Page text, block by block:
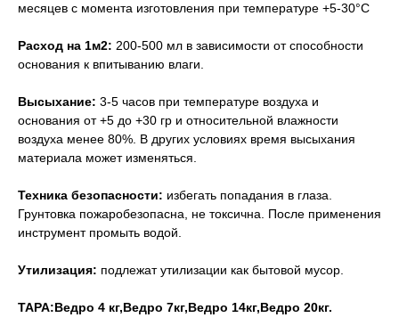
месяцев с момента изготовления при температуре +5-30°С
Расход на 1м2: 200-500 мл в зависимости от способности
основания к впитыванию влаги.
Высыхание: 3-5 часов при температуре воздуха и
основания от +5 до +30 гр и относительной влажности
воздуха менее 80%. В других условиях время высыхания
материала может изменяться.
Техника безопасности: избегать попадания в глаза.
Грунтовка пожаробезопасна, не токсична. После применения
инструмент промыть водой.
Утилизация: подлежат утилизации как бытовой мусор.
ТАРА:Ведро 4 кг,Ведро 7кг,Ведро 14кг,Ведро 20кг.